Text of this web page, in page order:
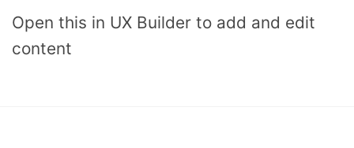
Open this in UX Builder to add and edit
content